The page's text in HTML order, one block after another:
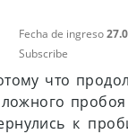
Fecha de ingreso
Subscribe
что
к